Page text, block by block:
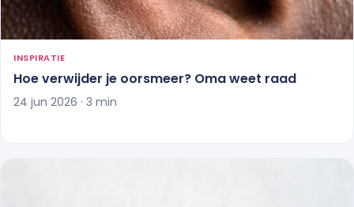
INSPIRATIE
Hoe verwijder je oorsmeer? Oma weet raad
24 jun 2026 · 3 min